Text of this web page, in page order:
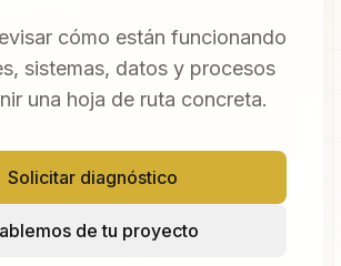
cómo están funcionando
sistemas, datos y procesos
una hoja de ruta concreta.
Solicitar diagnóstico
de tu proyecto